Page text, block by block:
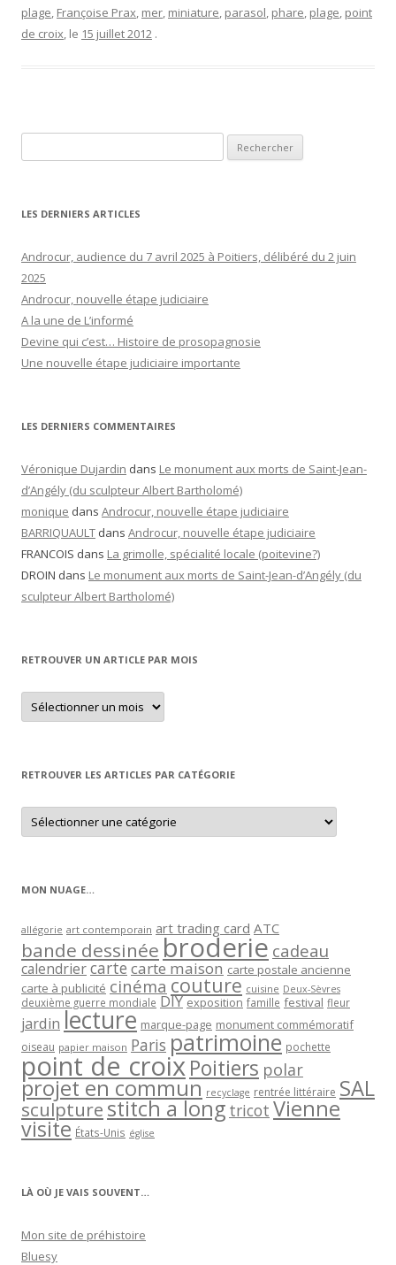
plage, Françoise Prax, mer, miniature, parasol, phare, plage, point
de croix, le 15 juillet 2012 .
LES DERNIERS ARTICLES
Androcur, audience du 7 avril 2025 à Poitiers, délibéré du 2 juin
2025
Androcur, nouvelle étape judiciaire
A la une de L’informé
Devine qui c’est… Histoire de prosopagnosie
Une nouvelle étape judiciaire importante
LES DERNIERS COMMENTAIRES
Véronique Dujardin dans Le monument aux morts de Saint-Jean-
d’Angély (du sculpteur Albert Bartholomé)
monique dans Androcur, nouvelle étape judiciaire
BARRIQUAULT dans Androcur, nouvelle étape judiciaire
FRANCOIS dans La grimolle, spécialité locale (poitevine?)
DROIN dans Le monument aux morts de Saint-Jean-d’Angély (du
sculpteur Albert Bartholomé)
RETROUVER UN ARTICLE PAR MOIS
Retrouver
un
article
RETROUVER LES ARTICLES PAR CATÉGORIE
Retrouver
les
articles
MON NUAGE…
allégorie art contemporain art trading card ATC
bande dessinée broderie cadeau
calendriercartecarte maison carte postale ancienne
carte à publicité cinéma couture cuisine Deux-Sèvres
deuxième guerre mondiale DIY exposition famille festival fleur
jardin lecture marque-page monument commémoratif
oiseau papier maison Paris patrimoine pochette
point de croixPoitiers polar
projet en commun recyclage rentrée littéraire SAL
sculpturestitch a long tricot Vienne
visite États-Unis église
LÀ OÙ JE VAIS SOUVENT…
Mon site de préhistoire
Bluesy